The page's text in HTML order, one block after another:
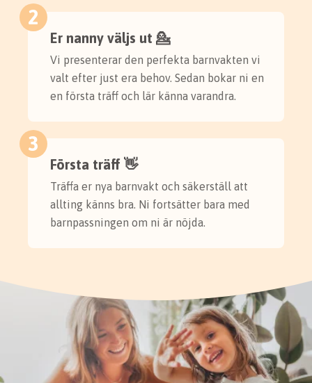
2
Er nanny väljs ut 💁
Vi presenterar den perfekta barnvakten vi
valt efter just era behov. Sedan bokar ni en
en första träff och lär känna varandra.
3
Första träff 👋
Träffa er nya barnvakt och säkerställ att
allting känns bra. Ni fortsätter bara med
barnpassningen om ni är nöjda.